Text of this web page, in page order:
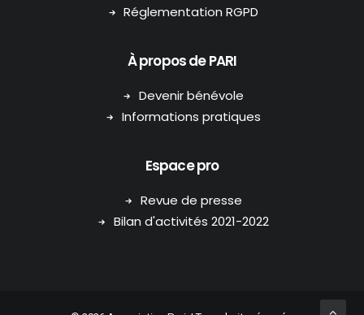
Réglementation RGPD
À propos de PARI
Devenir bénévole
Informations pratiques
Espace pro
Revue de presse
Bilan d'activités 2021-2022